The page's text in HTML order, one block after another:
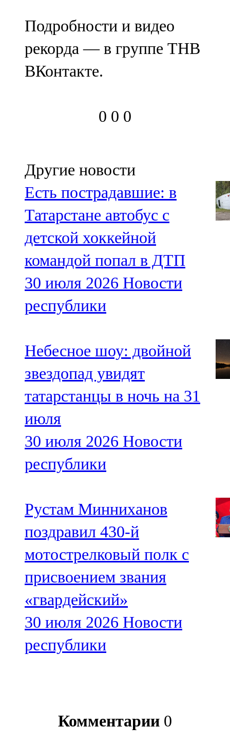
Подробности и видео
рекорда — в группе ТНВ
ВКонтакте.
0 0 0
Другие новости
Есть пострадавшие: в
Татарстане автобус с
детской хоккейной
командой попал в ДТП
30 июля 2026 Новости
республики
Небесное шоу: двойной
звездопад увидят
татарстанцы в ночь на 31
июля
30 июля 2026 Новости
республики
Рустам Минниханов
поздравил 430-й
мотострелковый полк с
присвоением звания
«гвардейский»
30 июля 2026 Новости
республики
Комментарии 0